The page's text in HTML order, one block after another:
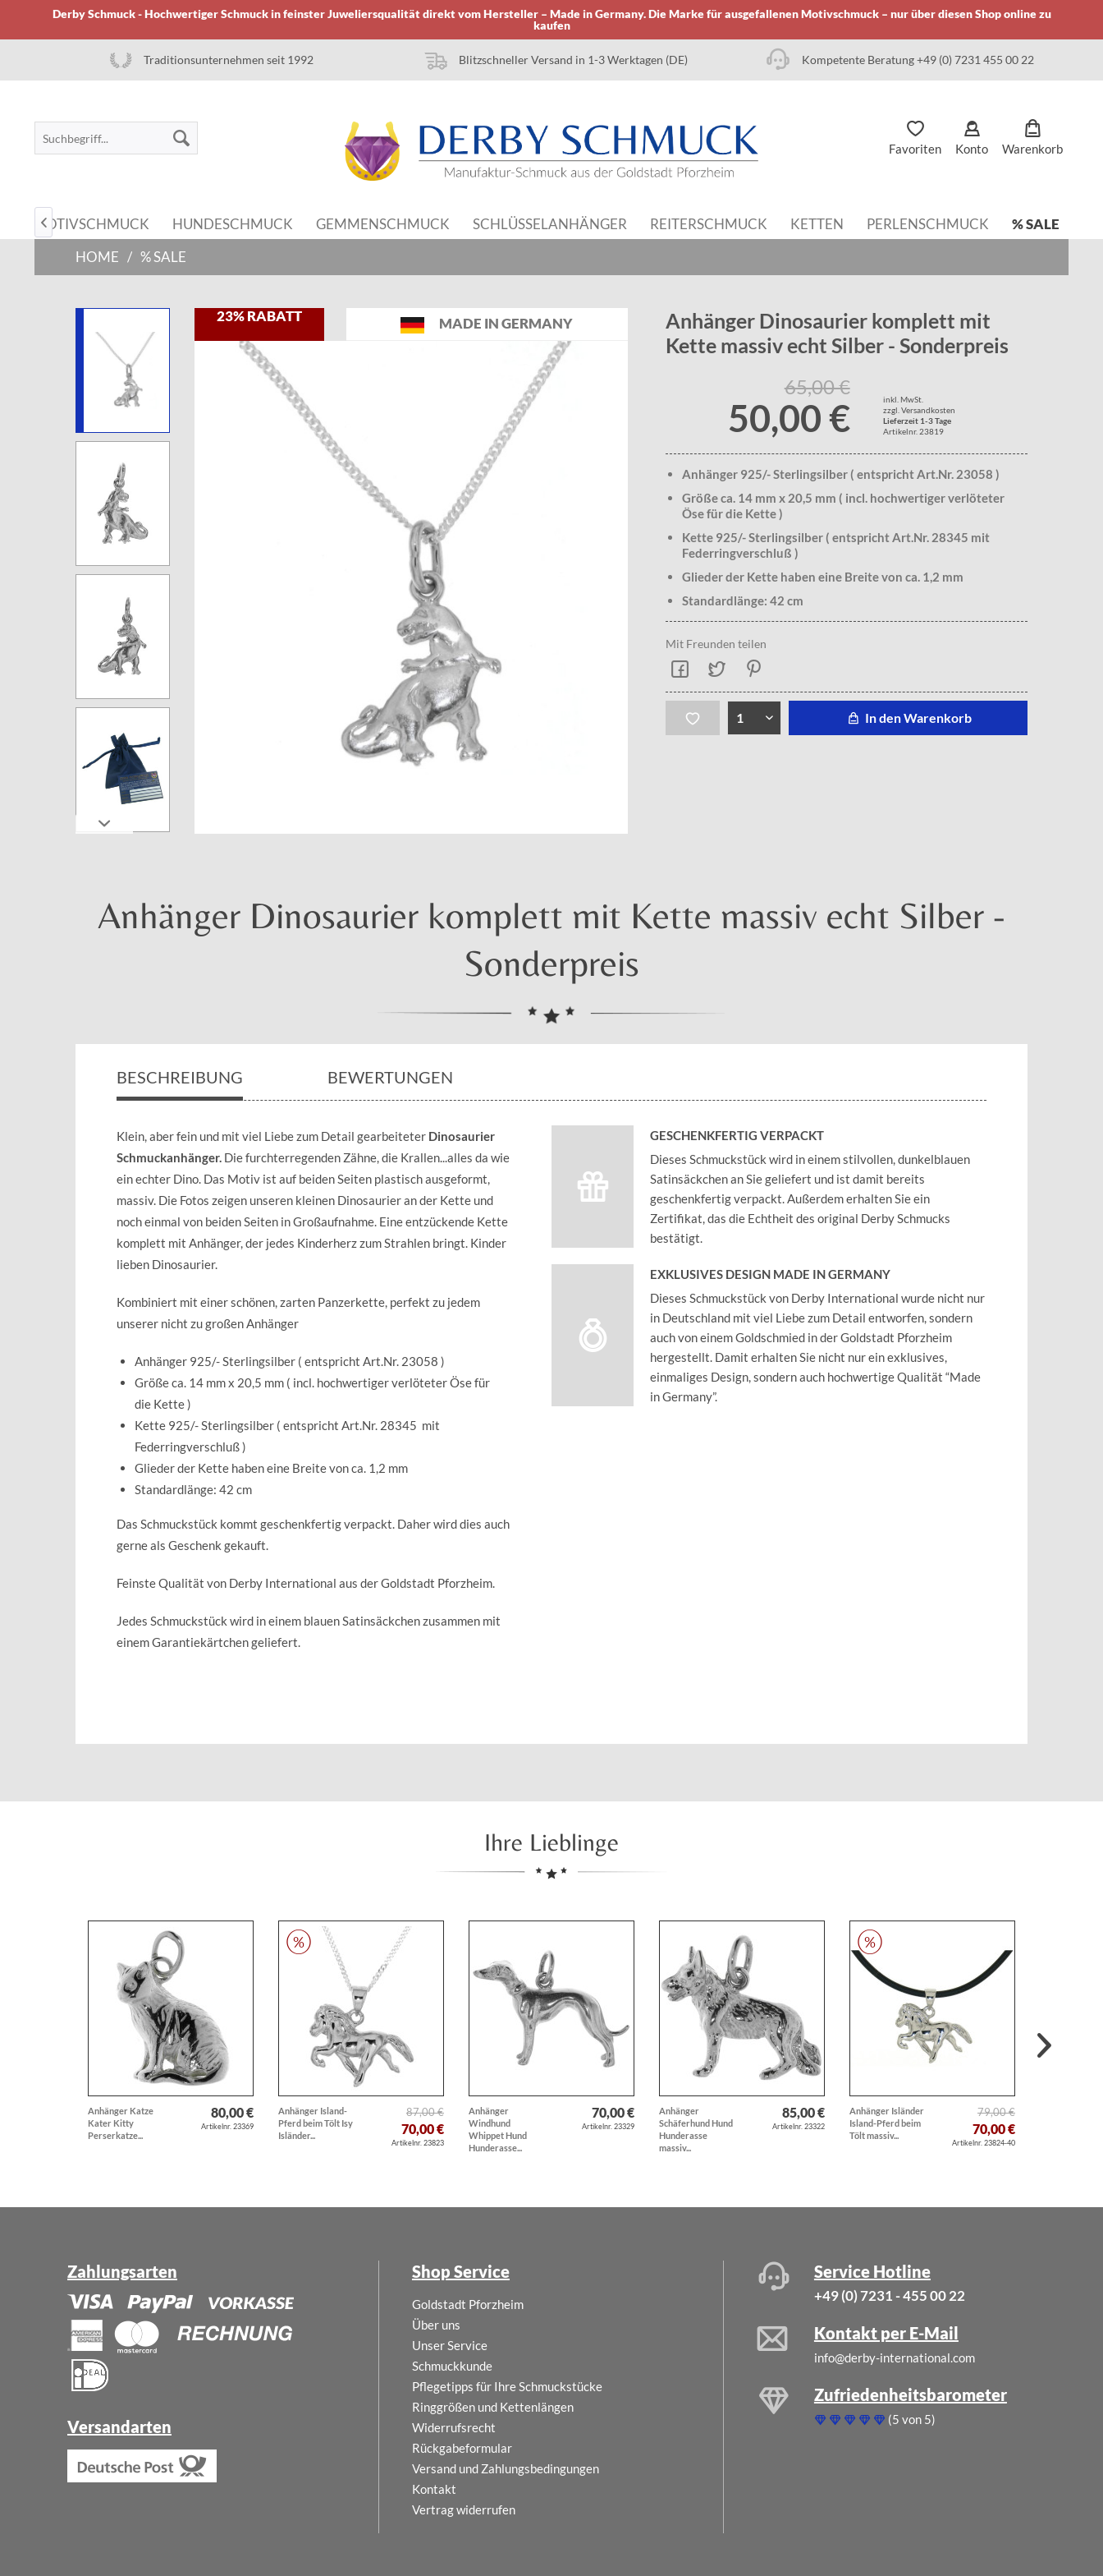
Derby Schmuck - Hochwertiger Schmuck in feinster Juweliersqualität direkt vom Hersteller – Made in Germany. Die Marke für ausgefallenen Motivschmuck – nur über diesen Shop online zu
kaufen
Traditionsunternehmen seit 1992 Blitzschneller Versand in 1-3 Werktagen (DE) Kompetente Beratung +49 (0) 7231 455 00 22
Favoriten Konto Warenkorb
MOTIVSCHMUCK HUNDESCHMUCK GEMMENSCHMUCK SCHLÜSSELANHÄNGER REITERSCHMUCK KETTEN PERLENSCHMUCK % SALE

HOME / % SALE
23% RABATT MADE IN GERMANY
Anhänger Dinosaurier komplett mit
Kette massiv echt Silber - Sonderpreis
65,00 €
50,00 €
inkl. MwSt.
zzgl. Versandkosten
Lieferzeit 1-3 Tage
Artikelnr. 23819
Anhänger 925/- Sterlingsilber ( entspricht Art.Nr. 23058 )
Größe ca. 14 mm x 20,5 mm ( incl. hochwertiger verlöteter
Öse für die Kette )
Kette 925/- Sterlingsilber ( entspricht Art.Nr. 28345 mit
Federringverschluß )
Glieder der Kette haben eine Breite von ca. 1,2 mm
Standardlänge: 42 cm
Mit Freunden teilen
In den Warenkorb
Anhänger Dinosaurier komplett mit Kette massiv echt Silber -
Sonderpreis
BESCHREIBUNG BEWERTUNGEN
Klein, aber fein und mit viel Liebe zum Detail gearbeiteter Dinosaurier
Schmuckanhänger. Die furchterregenden Zähne, die Krallen...alles da wie
ein echter Dino. Das Motiv ist auf beiden Seiten plastisch ausgeformt,
massiv. Die Fotos zeigen unseren kleinen Dinosaurier an der Kette und
noch einmal von beiden Seiten in Großaufnahme. Eine entzückende Kette
komplett mit Anhänger, der jedes Kinderherz zum Strahlen bringt. Kinder
lieben Dinosaurier.
Kombiniert mit einer schönen, zarten Panzerkette, perfekt zu jedem
unserer nicht zu großen Anhänger
Anhänger 925/- Sterlingsilber ( entspricht Art.Nr. 23058 )
Größe ca. 14 mm x 20,5 mm ( incl. hochwertiger verlöteter Öse für
die Kette )
Kette 925/- Sterlingsilber ( entspricht Art.Nr. 28345 mit
Federringverschluß )
Glieder der Kette haben eine Breite von ca. 1,2 mm
Standardlänge: 42 cm
Das Schmuckstück kommt geschenkfertig verpackt. Daher wird dies auch
gerne als Geschenk gekauft.
Feinste Qualität von Derby International aus der Goldstadt Pforzheim.
Jedes Schmuckstück wird in einem blauen Satinsäckchen zusammen mit
einem Garantiekärtchen geliefert.
GESCHENKFERTIG VERPACKT
Dieses Schmuckstück wird in einem stilvollen, dunkelblauen
Satinsäckchen an Sie geliefert und ist damit bereits
geschenkfertig verpackt. Außerdem erhalten Sie ein
Zertifikat, das die Echtheit des original Derby Schmucks
bestätigt.
EXKLUSIVES DESIGN MADE IN GERMANY
Dieses Schmuckstück von Derby International wurde nicht nur
in Deutschland mit viel Liebe zum Detail entworfen, sondern
auch von einem Goldschmied in der Goldstadt Pforzheim
hergestellt. Damit erhalten Sie nicht nur ein exklusives,
einmaliges Design, sondern auch hochwertige Qualität “Made
in Germany”.
Ihre Lieblinge
Anhänger Katze
Kater Kitty
Perserkatze...
80,00 €
Artikelnr. 23369
Anhänger Island-
Pferd beim Tölt Isy
Isländer...
87,00 €
70,00 €
Artikelnr. 23823
Anhänger
Windhund
Whippet Hund
Hunderasse...
70,00 €
Artikelnr. 23329
Anhänger
Schäferhund Hund
Hunderasse
massiv...
85,00 €
Artikelnr. 23322
Anhänger Isländer
Island-Pferd beim
Tölt massiv...
79,00 €
70,00 €
Artikelnr. 23824-40
Zahlungsarten
Versandarten
Shop Service
Goldstadt Pforzheim
Über uns
Unser Service
Schmuckkunde
Pflegetipps für Ihre Schmuckstücke
Ringgrößen und Kettenlängen
Widerrufsrecht
Rückgabeformular
Versand und Zahlungsbedingungen
Kontakt
Vertrag widerrufen
Service Hotline
+49 (0) 7231 - 455 00 22
Kontakt per E-Mail
info@derby-international.com
Zufriedenheitsbarometer
(5 von 5)